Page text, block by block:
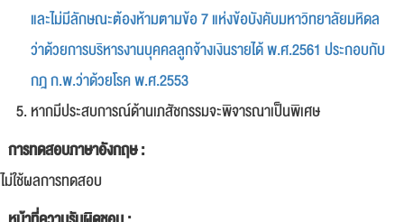
และไม่มีลักษณะต้องห้ามตามข้อ 7 แห่งข้อบังคับมหาวิทยาลัยมหิดล
ว่าด้วยการบริหารงานบุคคลลูกจ้างเงินรายได้ พ.ศ.2561 ประกอบกับ
กฎ ก.พ.ว่าด้วยโรค พ.ศ.2553
หากมีประสบการณ์ด้านเภสัชกรรมจะพิจารณาเป็นพิเศษ
การทดสอบภาษาอังกฤษ :
ม่ใช้ผลการทดสอบ